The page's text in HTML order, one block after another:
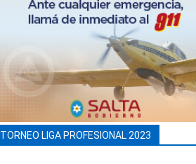
TORNEO LIGA PROFESIONAL 2023